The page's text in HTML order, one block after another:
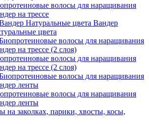
волосы для наращивания
на трессе
Вандер
цвета
волосы для наращивания
на трессе (2 слоя)
волосы для наращивания
ленты